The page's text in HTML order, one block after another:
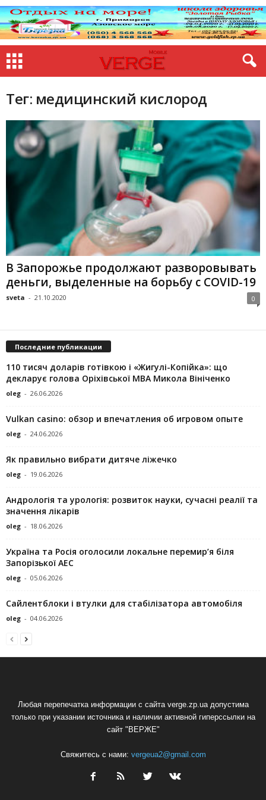
Тег: медицинский кислород
В Запорожье продолжают разворовывать
деньги, выделенные на борьбу с COVID-19
sveta - 21.10.2020 0
Последние публикации
110 тисяч доларів готівкою і «Жигулі-Копійка»: що
декларує голова Оріхівської МВА Микола Вініченко
oleg - 26.06.2026
Vulkan casino: обзор и впечатления об игровом опыте
oleg - 24.06.2026
Як правильно вибрати дитяче ліжечко
oleg - 19.06.2026
Андрологія та урологія: розвиток науки, сучасні реалії та
значення лікарів
oleg - 18.06.2026
Україна та Росія оголосили локальне перемир’я біля
Запорізької АЕС
oleg - 05.06.2026
Сайлентблоки і втулки для стабілізатора автомобіля
oleg - 04.06.2026
Любая перепечатка информации с сайта verge.zp.ua допустима
только при указании источника и наличии активной гиперссылки на
сайт "ВЕРЖЕ"
Свяжитесь с нами: vergeua2@gmail.com